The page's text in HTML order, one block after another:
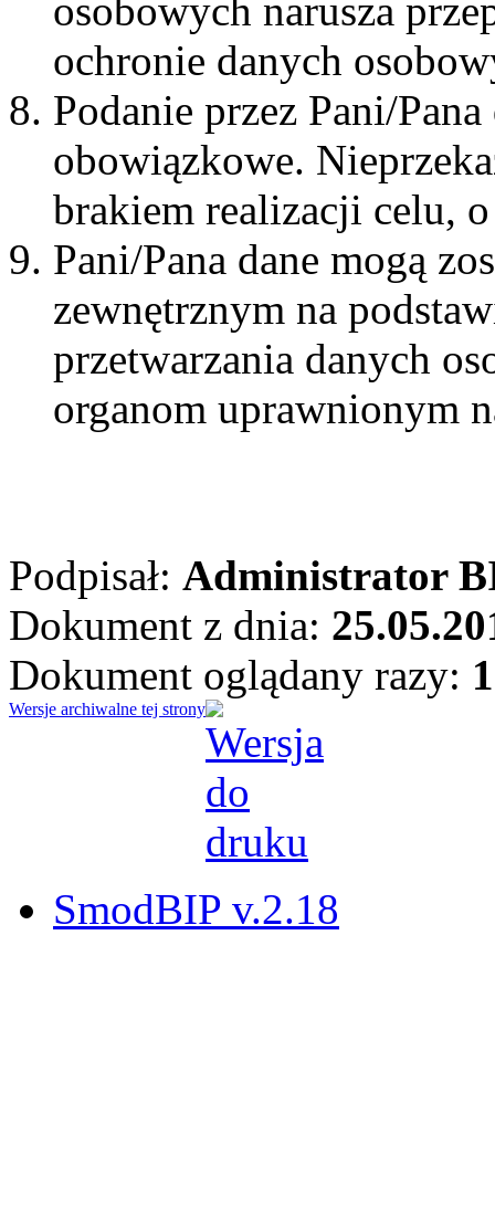
osobowych narusza
ochronie danych
Podanie przez Pani/
obowiązkowe.
brakiem realizacji celu,
Pani/Pana dane mogą
zewnętrznym na
przetwarzania danych
organom uprawnionym
Podpisał: Administrator
Dokument z dnia:
Dokument oglądany razy:
Wersje archiwalne tej strony
SmodBIP v.2.18